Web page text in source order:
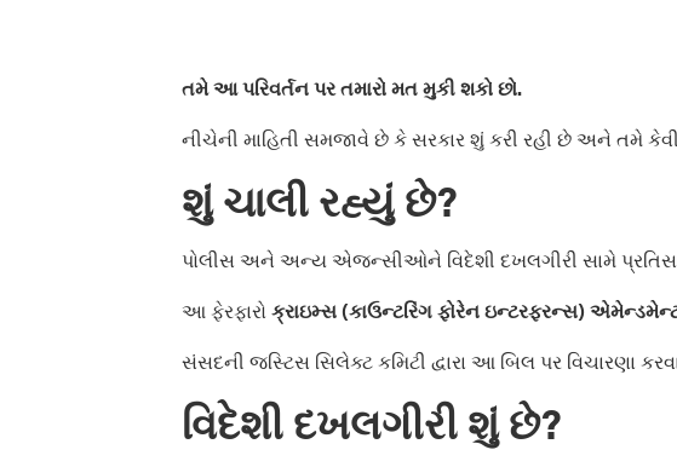
તમે આ પરિવર્તન પર તમારો મત મુકી શકો છો.
નીચેની માહિતી સમજાવે છે કે સરકાર શું કરી રહી છે અને તમે
શું ચાલી રહ્યું છે?
પોલીસ અને અન્ય એજન્સીઓને વિદેશી દખલગીરી સામે
આ ફેરફારોક્રાઇમ્સ (કાઉન્ટરિંગ ફોરેન ઇન્ટરફરન્સ) એમેન્ડમેન્ટ
સંસદની જસ્ટિસ સિલેક્ટ કમિટી દ્વારા આ બિલ પર વિચારણા
વિદેશી દખલગીરી શું છે?